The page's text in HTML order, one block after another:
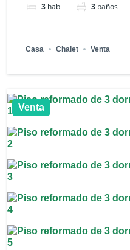
3 hab 3 baños
Casa Chalet Venta
Venta